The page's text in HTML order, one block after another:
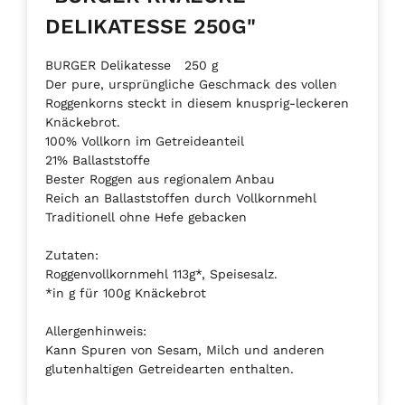
DELIKATESSE 250G"
BURGER Delikatesse 250 g
Der pure, ursprüngliche Geschmack des vollen
Roggenkorns steckt in diesem knusprig-leckeren
Knäckebrot.
100% Vollkorn im Getreideanteil
21% Ballaststoffe
Bester Roggen aus regionalem Anbau
Reich an Ballaststoffen durch Vollkornmehl
Traditionell ohne Hefe gebacken
Zutaten:
Roggenvollkornmehl 113g*, Speisesalz.
*in g für 100g Knäckebrot
Allergenhinweis:
Kann Spuren von Sesam, Milch und anderen
glutenhaltigen Getreidearten enthalten.